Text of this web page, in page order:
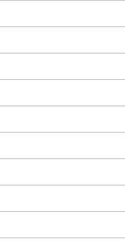
を値上げしました。
ソックス・トウパッドを
まざまな商品をご紹介して